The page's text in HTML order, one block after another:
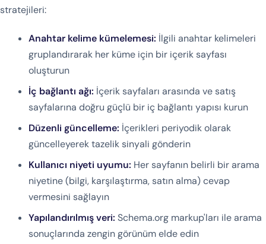
stratejileri:
Anahtar kelime kümelemesi: İlgili anahtar kelimeleri
gruplandırarak her küme için bir içerik sayfası
oluşturun
İç bağlantı ağı: İçerik sayfaları arasında ve satış
sayfalarına doğru güçlü bir iç bağlantı yapısı kurun
Düzenli güncelleme: İçerikleri periyodik olarak
güncelleyerek tazelik sinyali gönderin
Kullanıcı niyeti uyumu: Her sayfanın belirli bir arama
niyetine (bilgi, karşılaştırma, satın alma) cevap
vermesini sağlayın
Yapılandırılmış veri: Schema.org markup'ları ile arama
sonuçlarında zengin görünüm elde edin